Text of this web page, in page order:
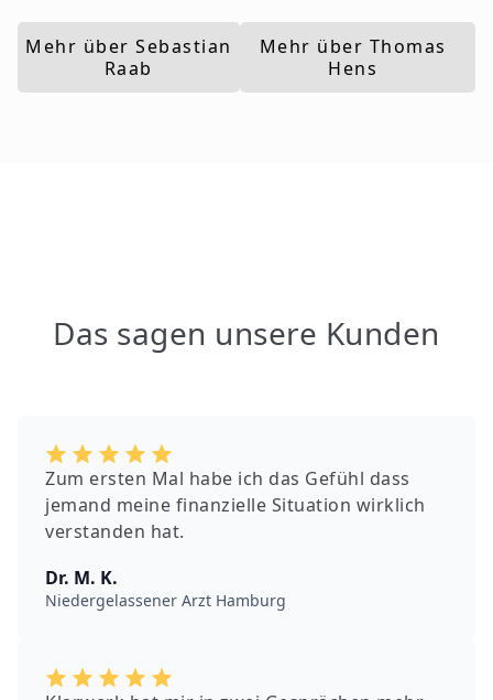
Mehr über Sebastian
Raab
Mehr über Thomas
Hens
Das sagen unsere Kunden
Zum ersten Mal habe ich das Gefühl dass
jemand meine finanzielle Situation wirklich
verstanden hat.
Dr. M. K.
Niedergelassener Arzt Hamburg